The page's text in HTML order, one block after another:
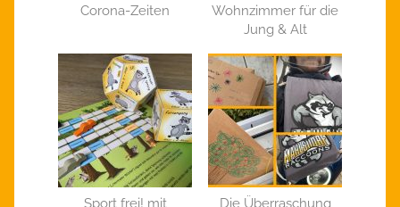
Corona-Zeiten
Wohnzimmer für die
Jung & Alt
Sport frei! mit
Die Überraschung